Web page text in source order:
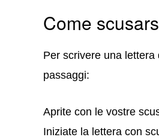
Come
Per scrivere una
passaggi:
Aprite con le vostre
Iniziate la lettera con